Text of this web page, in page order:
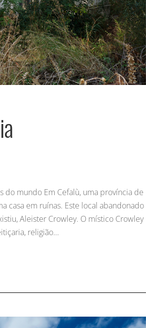
do mundo Em Cefalù, uma província de
casa em ruínas. Este local abandonado
Aleister Crowley. O místico Crowley
religião…